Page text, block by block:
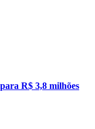
R$ 3,8 milhões